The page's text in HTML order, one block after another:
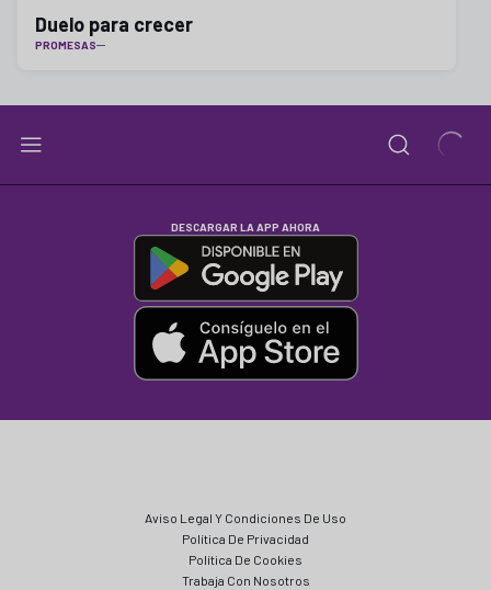
Duelo para crecer
PROMESAS
DESCARGAR LA APP AHORA
Aviso Legal Y Condiciones De Uso
Política De Privacidad
Política De Cookies
Trabaja Con Nosotros